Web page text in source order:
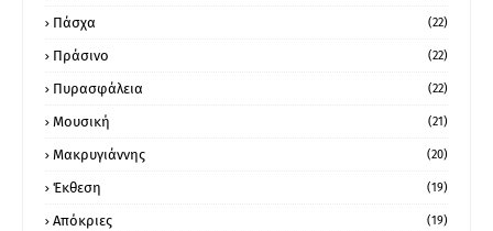
Πάσχα (22)
Πράσινο (22)
Πυρασφάλεια (22)
Μουσική (21)
Μακρυγιάννης (20)
Έκθεση (19)
Απόκριες (19)